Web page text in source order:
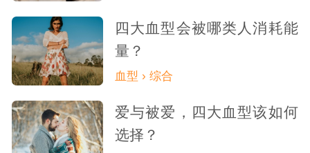
四大血型会被哪类人消耗能
量？
血型 › 综合
爱与被爱，四大血型该如何
选择？